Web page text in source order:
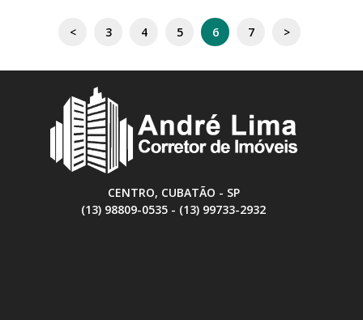
< 3 4 5 6 7 >
CENTRO, CUBATÃO - SP
(13) 98809-0535 - (13) 99733-2932